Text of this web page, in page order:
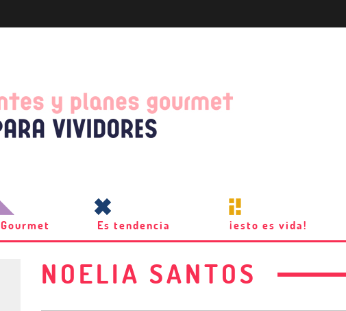
Gourmet Es tendencia ¡esto es vida!
NOELIA SANTOS